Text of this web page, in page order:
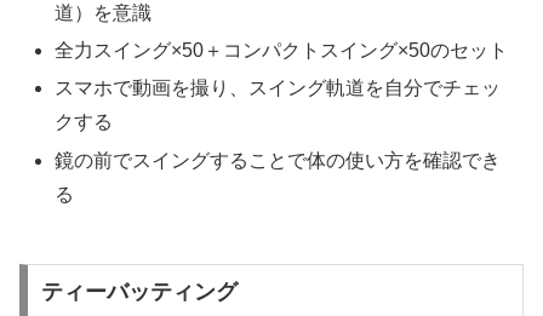
道）を意識
全力スイング×50＋コンパクトスイング×50のセット
スマホで動画を撮り、スイング軌道を自分でチェッ
クする
鏡の前でスイングすることで体の使い方を確認でき
る
ティーバッティング